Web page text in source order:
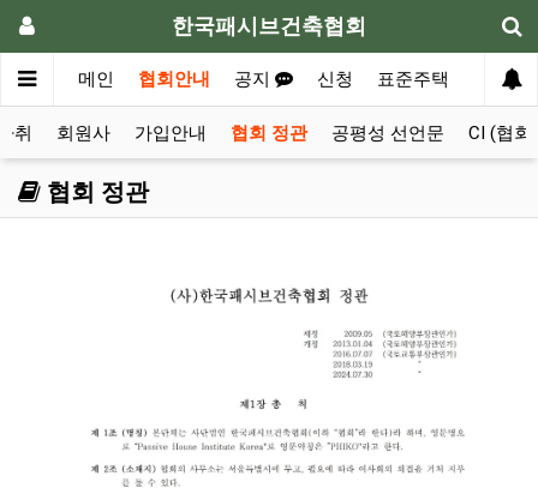
한국패시브건축협회
메인 협회안내 공지 신청 표준주택 자료실
취 회원사 가입안내 협회 정관 공평성 선언문 CI (협회
협회 정관